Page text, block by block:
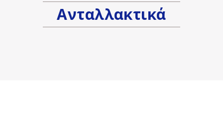
Ανταλλακτικά